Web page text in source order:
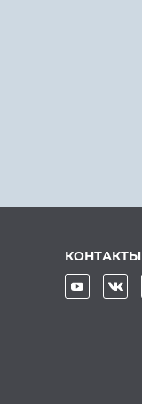
КОНТАКТЫ